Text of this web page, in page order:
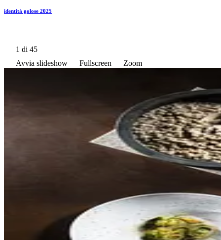
identità golose 2025
1 di 45
Avvia slideshow
Fullscreen Zoom